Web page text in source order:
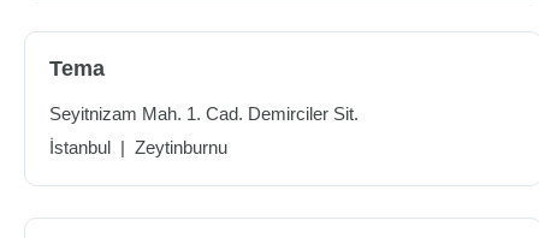
Tema
Seyitnizam Mah. 1. Cad. Demirciler Sit.
İstanbul | Zeytinburnu